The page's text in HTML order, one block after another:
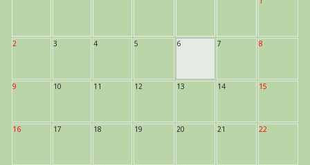
2 3 4 5 6 7 8
9 10 11 12 13 14 15
16 17 18 19 20 21 22